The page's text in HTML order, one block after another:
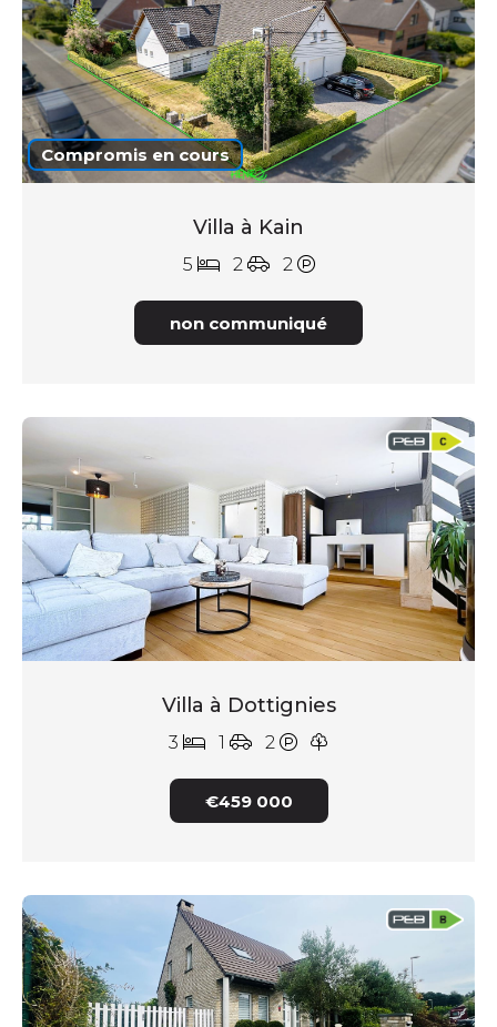
Compromis en cours
Villa à Kain
5 2 2
non communiqué
Villa à Dottignies
3 1 2
€459 000